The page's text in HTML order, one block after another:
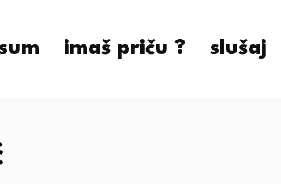
imaš priču ? slušaj